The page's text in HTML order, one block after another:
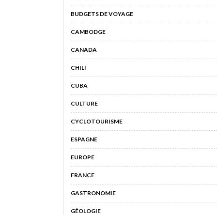
BUDGETS DE VOYAGE
CAMBODGE
CANADA
CHILI
CUBA
CULTURE
CYCLOTOURISME
ESPAGNE
EUROPE
FRANCE
GASTRONOMIE
GÉOLOGIE